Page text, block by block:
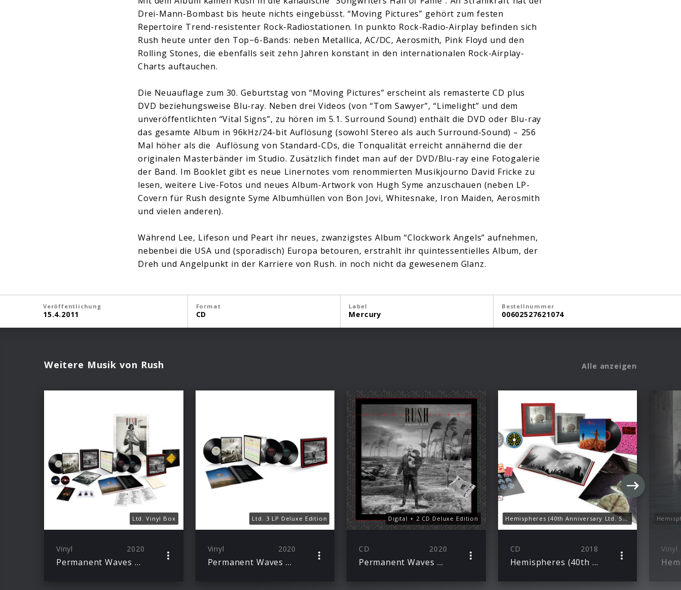
Drei-Mann-Bombast bis heute nichts eingebüsst. “Moving Pictures” gehört zum festen
Repertoire Trend-resistenter Rock-Radiostationen. In punkto Rock-Radio-Airplay befinden sich
Rush heute unter den Top−6-Bands: neben Metallica, AC/DC, Aerosmith, Pink Floyd und den
Rolling Stones, die ebenfalls seit zehn Jahren konstant in den internationalen Rock-Airplay-
Charts auftauchen.
Die Neuauflage zum 30. Geburtstag von “Moving Pictures” erscheint als remasterte CD plus
DVD beziehungsweise Blu-ray. Neben drei Videos (von “Tom Sawyer”, “Limelight” und dem
unveröffentlichten “Vital Signs”, zu hören im 5.1. Surround Sound) enthält die DVD oder Blu-ray
das gesamte Album in 96kHz/24-bit Auflösung (sowohl Stereo als auch Surround-Sound) – 256
Mal höher als die Auflösung von Standard-CDs, die Tonqualität erreicht annähernd die der
originalen Masterbänder im Studio. Zusätzlich findet man auf der DVD/Blu-ray eine Fotogalerie
der Band. Im Booklet gibt es neue Linernotes vom renommierten Musikjourno David Fricke zu
lesen, weitere Live-Fotos und neues Album-Artwork von Hugh Syme anzuschauen (neben LP-
Covern für Rush designte Syme Albumhüllen von Bon Jovi, Whitesnake, Iron Maiden, Aerosmith
und vielen anderen).
Während Lee, Lifeson und Peart ihr neues, zwanzigstes Album “Clockwork Angels” aufnehmen,
nebenbei die USA und (sporadisch) Europa betouren, erstrahlt ihr quintessentielles Album, der
Dreh und Angelpunkt in der Karriere von Rush. in noch nicht da gewesenem Glanz.
Veröffentlichung
15.4.2011
Format
CD
Label
Mercury
Bestellnummer
00602527621074
Weitere Musik von Rush Alle anzeigen
Ltd. Vinyl Box
Vinyl 2020
Permanent Waves 40th Anniversary Edition
Ltd. 3 LP Deluxe Edition
Vinyl 2020
Permanent Waves 40th Anniversary Edition
Digital + 2 CD Deluxe Edition
CD 2020
Permanent Waves 40th Anniversary Edition
Hemispheres (40th Anniversary Ltd. Super Deluxe)
CD 2018
Hemispheres (40th Anniversary Ltd. Super Deluxe)
Vinyl